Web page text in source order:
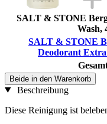
SALT & STONE
Wash,
SALT & STONE
Deodorant
Beide in den Warenkorb
Beschreibung
Diese Reinigung ist